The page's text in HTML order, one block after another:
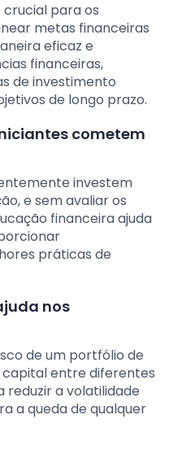
para os
metas financeiras
eficaz e
financeiras,
de investimento
de longo prazo.
cometem
investem
e sem avaliar os
financeira ajuda
práticas de
nos
de um portfólio de
entre diferentes
reduzir a volatilidade
a queda de qualquer